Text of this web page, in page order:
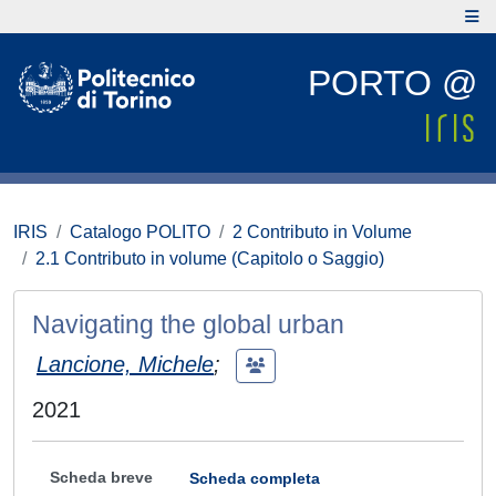
PORTO @
IRIS Catalogo POLITO
2 Contributo in Volume
2.1 Contributo in volume (Capitolo o Saggio)
Navigating the global urban
Lancione, Michele;
2021
Scheda breve Scheda completa